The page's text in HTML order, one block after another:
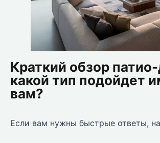
Краткий обзор
какой тип подойдет
вам?
Если вам нужны быстрые ответы,